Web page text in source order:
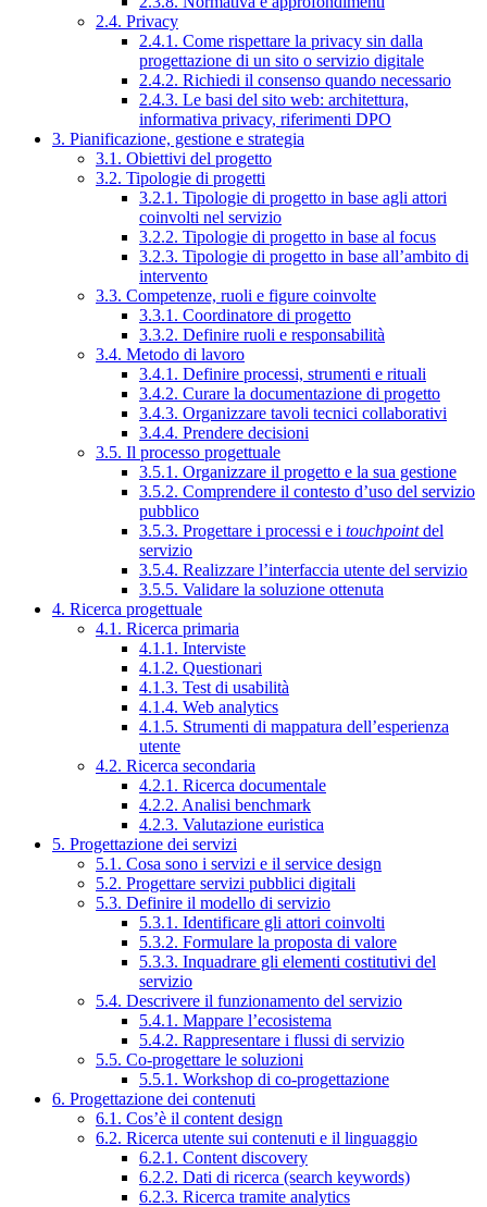
2.4. Privacy
2.4.1. Come rispettare la privacy sin dalla
progettazione di un sito o servizio digitale
2.4.2. Richiedi il consenso quando necessario
2.4.3. Le basi del sito web: architettura,
informativa privacy, riferimenti DPO
3. Pianificazione, gestione e strategia
3.1. Obiettivi del progetto
3.2. Tipologie di progetti
3.2.1. Tipologie di progetto in base agli attori
coinvolti nel servizio
3.2.2. Tipologie di progetto in base al focus
3.2.3. Tipologie di progetto in base all’ambito di
intervento
3.3. Competenze, ruoli e figure coinvolte
3.3.1. Coordinatore di progetto
3.3.2. Definire ruoli e responsabilità
3.4. Metodo di lavoro
3.4.1. Definire processi, strumenti e rituali
3.4.2. Curare la documentazione di progetto
3.4.3. Organizzare tavoli tecnici collaborativi
3.4.4. Prendere decisioni
3.5. Il processo progettuale
3.5.1. Organizzare il progetto e la sua gestione
3.5.2. Comprendere il contesto d’uso del servizio
pubblico
3.5.3. Progettare i processi e i touchpointdel
servizio
3.5.4. Realizzare l’interfaccia utente del servizio
3.5.5. Validare la soluzione ottenuta
4. Ricerca progettuale
4.1. Ricerca primaria
4.1.1. Interviste
4.1.2. Questionari
4.1.3. Test di usabilità
4.1.4. Web analytics
4.1.5. Strumenti di mappatura dell’esperienza
utente
4.2. Ricerca secondaria
4.2.1. Ricerca documentale
4.2.2. Analisi benchmark
4.2.3. Valutazione euristica
5. Progettazione dei servizi
5.1. Cosa sono i servizi e il service design
5.2. Progettare servizi pubblici digitali
5.3. Definire il modello di servizio
5.3.1. Identificare gli attori coinvolti
5.3.2. Formulare la proposta di valore
5.3.3. Inquadrare gli elementi costitutivi del
servizio
5.4. Descrivere il funzionamento del servizio
5.4.1. Mappare l’ecosistema
5.4.2. Rappresentare i flussi di servizio
5.5. Co-progettare le soluzioni
5.5.1. Workshop di co-progettazione
6. Progettazione dei contenuti
6.1. Cos’è il content design
6.2. Ricerca utente sui contenuti e il linguaggio
6.2.1. Content discovery
6.2.2. Dati di ricerca (search keywords)
6.2.3. Ricerca tramite analytics